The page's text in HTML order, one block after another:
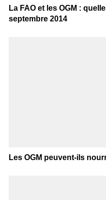
La FAO et les OGM :
septembre 2014
Les OGM peuvent-ils